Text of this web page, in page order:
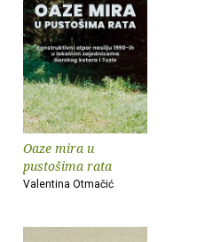
Oaze mira u
pustošima rata
Valentina Otmačić